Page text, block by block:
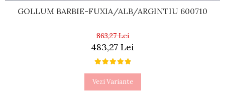
GOLLUM BARBIE-FUXIA/ALB/ARGINTIU 600710
863,27 Lei
483,27 Lei
Vezi Variante